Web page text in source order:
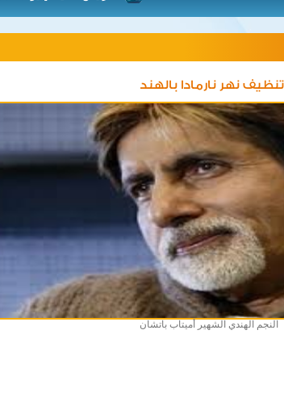
نهر نارمادا بالهند
النجم الهندي الشهير أميتاب باتشان